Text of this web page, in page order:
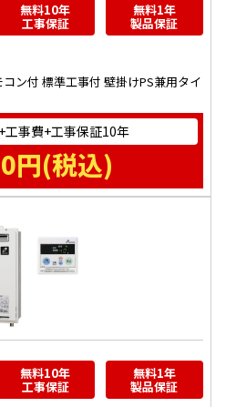
無料10年
工事保証
無料1年
製品保証
ン付 標準工事付 壁掛けPS兼用タイ
工事費+工事保証10年
円(税込)
無料10年
工事保証
無料1年
製品保証